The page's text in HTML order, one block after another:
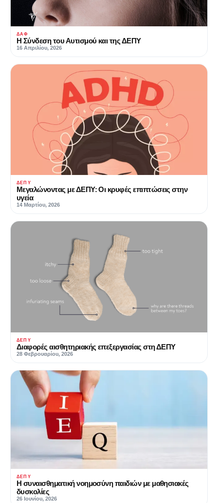
ΔΑΦ
Η Σύνδεση του Αυτισμού και της ΔΕΠΥ
16 Απριλίου, 2026
ΔΕΠΥ
Μεγαλώνοντας με ΔΕΠΥ: Οι κρυφές επιπτώσεις στην
υγεία
14 Μαρτίου, 2026
ΔΕΠΥ
Διαφορές αισθητηριακής επεξεργασίας στη ΔΕΠΥ
28 Φεβρουαρίου, 2026
ΔΕΠΥ
Η συναισθηματική νοημοσύνη παιδιών με μαθησιακές
δυσκολίες
26 Ιουνίου, 2026